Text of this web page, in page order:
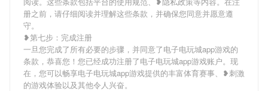
册之前，请仔细阅读并理解这些条款，并确保您同意并愿意遵
守。
❥第七步：完成注册
一旦您完成了所有必要的步骤，并同意了电子电玩城app游戏的
条款，恭喜您！您已经成功注册了电子电玩城app游戏账户。现
在，您可以畅享电子电玩城app游戏提供的丰富体育赛事、❥刺激
的游戏体验以及其他令人兴奋。